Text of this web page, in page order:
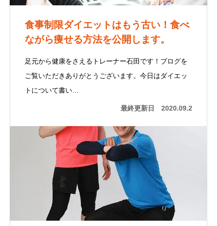
食事制限ダイエットはもう古い！食べ
ながら痩せる方法を公開します。
足元から健康をさえるトレーナー石田です！ブログを
ご覧いただきありがとうございます。今日はダイエッ
トについて書い…
最終更新日 2020.09.2